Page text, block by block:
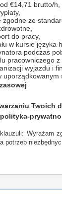
€14,71 brutto/h,
ze
do pracy,
w kursie języka
podczas
pracowniczego z
wyjazdu i
uporządkowanym
Twoich
Wyrażam
potrzeb